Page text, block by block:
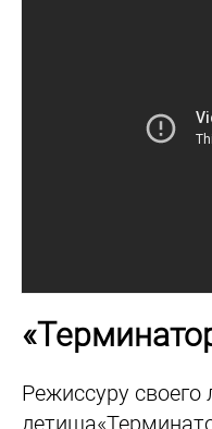
Режиссуру